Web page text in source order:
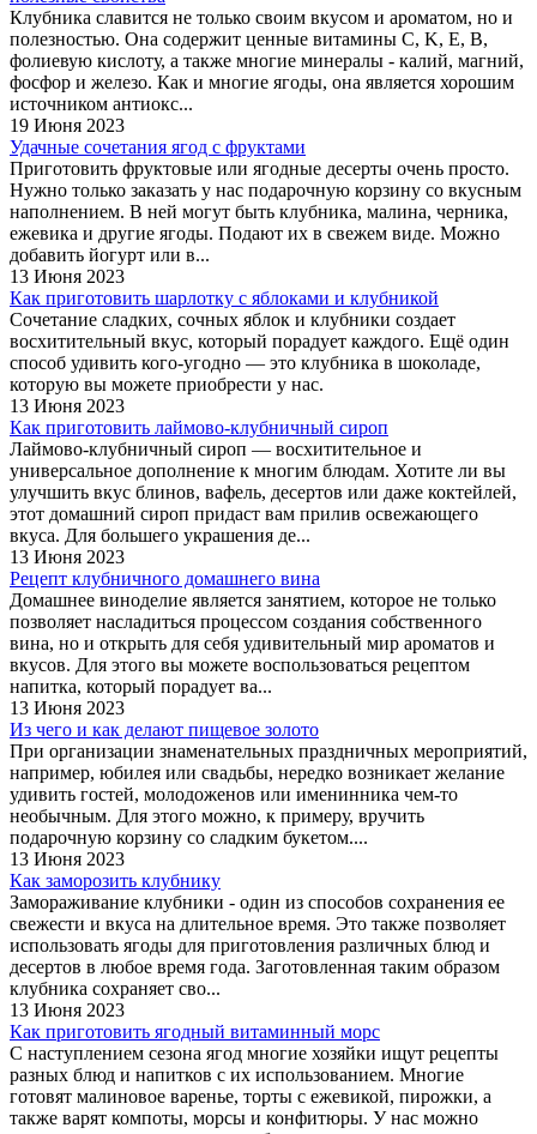
Клубника славится не только своим вкусом и ароматом, но и
полезностью. Она содержит ценные витамины C, K, E, B,
фолиевую кислоту, а также многие минералы - калий, магний,
фосфор и железо. Как и многие ягоды, она является хорошим
источником антиокс...
19 Июня 2023
Удачные сочетания ягод с фруктами
Приготовить фруктовые или ягодные десерты очень просто.
Нужно только заказать у нас подарочную корзину со вкусным
наполнением. В ней могут быть клубника, малина, черника,
ежевика и другие ягоды. Подают их в свежем виде. Можно
добавить йогурт или в...
13 Июня 2023
Как приготовить шарлотку с яблоками и клубникой
Сочетание сладких, сочных яблок и клубники создает
восхитительный вкус, который порадует каждого. Ещё один
способ удивить кого-угодно — это клубника в шоколаде,
которую вы можете приобрести у нас.
13 Июня 2023
Как приготовить лаймово-клубничный сироп
Лаймово-клубничный сироп — восхитительное и
универсальное дополнение к многим блюдам. Хотите ли вы
улучшить вкус блинов, вафель, десертов или даже коктейлей,
этот домашний сироп придаст вам прилив освежающего
вкуса. Для большего украшения де...
13 Июня 2023
Рецепт клубничного домашнего вина
Домашнее виноделие является занятием, которое не только
позволяет насладиться процессом создания собственного
вина, но и открыть для себя удивительный мир ароматов и
вкусов. Для этого вы можете воспользоваться рецептом
напитка, который порадует ва...
13 Июня 2023
Из чего и как делают пищевое золото
При организации знаменательных праздничных мероприятий,
например, юбилея или свадьбы, нередко возникает желание
удивить гостей, молодоженов или именинника чем-то
необычным. Для этого можно, к примеру, вручить
подарочную корзину со сладким букетом....
13 Июня 2023
Как заморозить клубнику
Замораживание клубники - один из способов сохранения ее
свежести и вкуса на длительное время. Это также позволяет
использовать ягоды для приготовления различных блюд и
десертов в любое время года. Заготовленная таким образом
клубника сохраняет сво...
13 Июня 2023
Как приготовить ягодный витаминный морс
С наступлением сезона ягод многие хозяйки ищут рецепты
разных блюд и напитков с их использованием. Многие
готовят малиновое варенье, торты с ежевикой, пирожки, а
также варят компоты, морсы и конфитюры. У нас можно